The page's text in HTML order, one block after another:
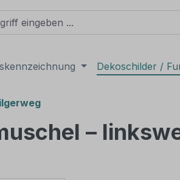
Dekoschilder /
–